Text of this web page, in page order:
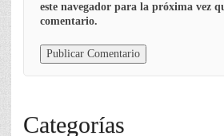
este navegador para la próxima vez
comentario.
Categorías